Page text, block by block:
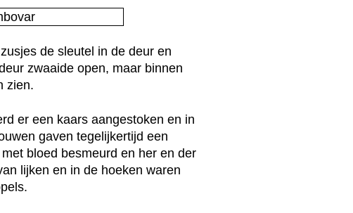
de sleutel in de deur en
zwaaide open, maar binnen
zien.
er een kaars aangestoken en in
gaven tegelijkertijd een
bloed besmeurd en her en der
lijken en in de hoeken waren